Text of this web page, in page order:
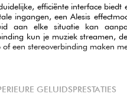
efficiënte interface biedt
ingangen, een Alesis
aan elke situatie kan
kun je muziek streamen,
of een stereoverbinding maken
GELUIDSPRESTATIES